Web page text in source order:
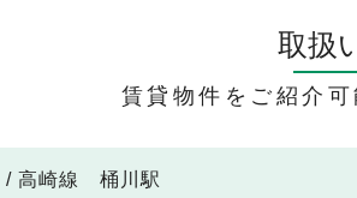
取扱
賃貸物件をご紹介可
/ 高崎線 桶川駅